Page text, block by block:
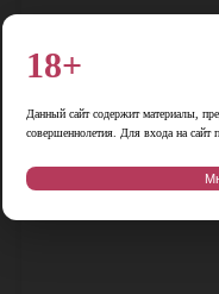
18+
Данный сайт содержит материалы,
совершеннолетия. Для входа на сайт